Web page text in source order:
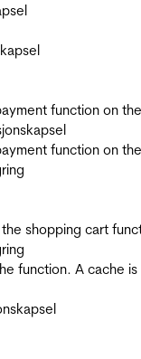
function on
function on
shopping cart
function. A cache